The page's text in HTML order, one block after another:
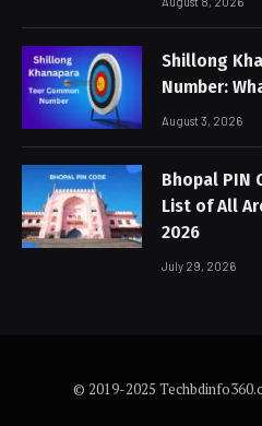
Shillong
Number:
August 3, 2026
Bhopal PIN
List of All
2026
July 29, 2026
© 2019-2025